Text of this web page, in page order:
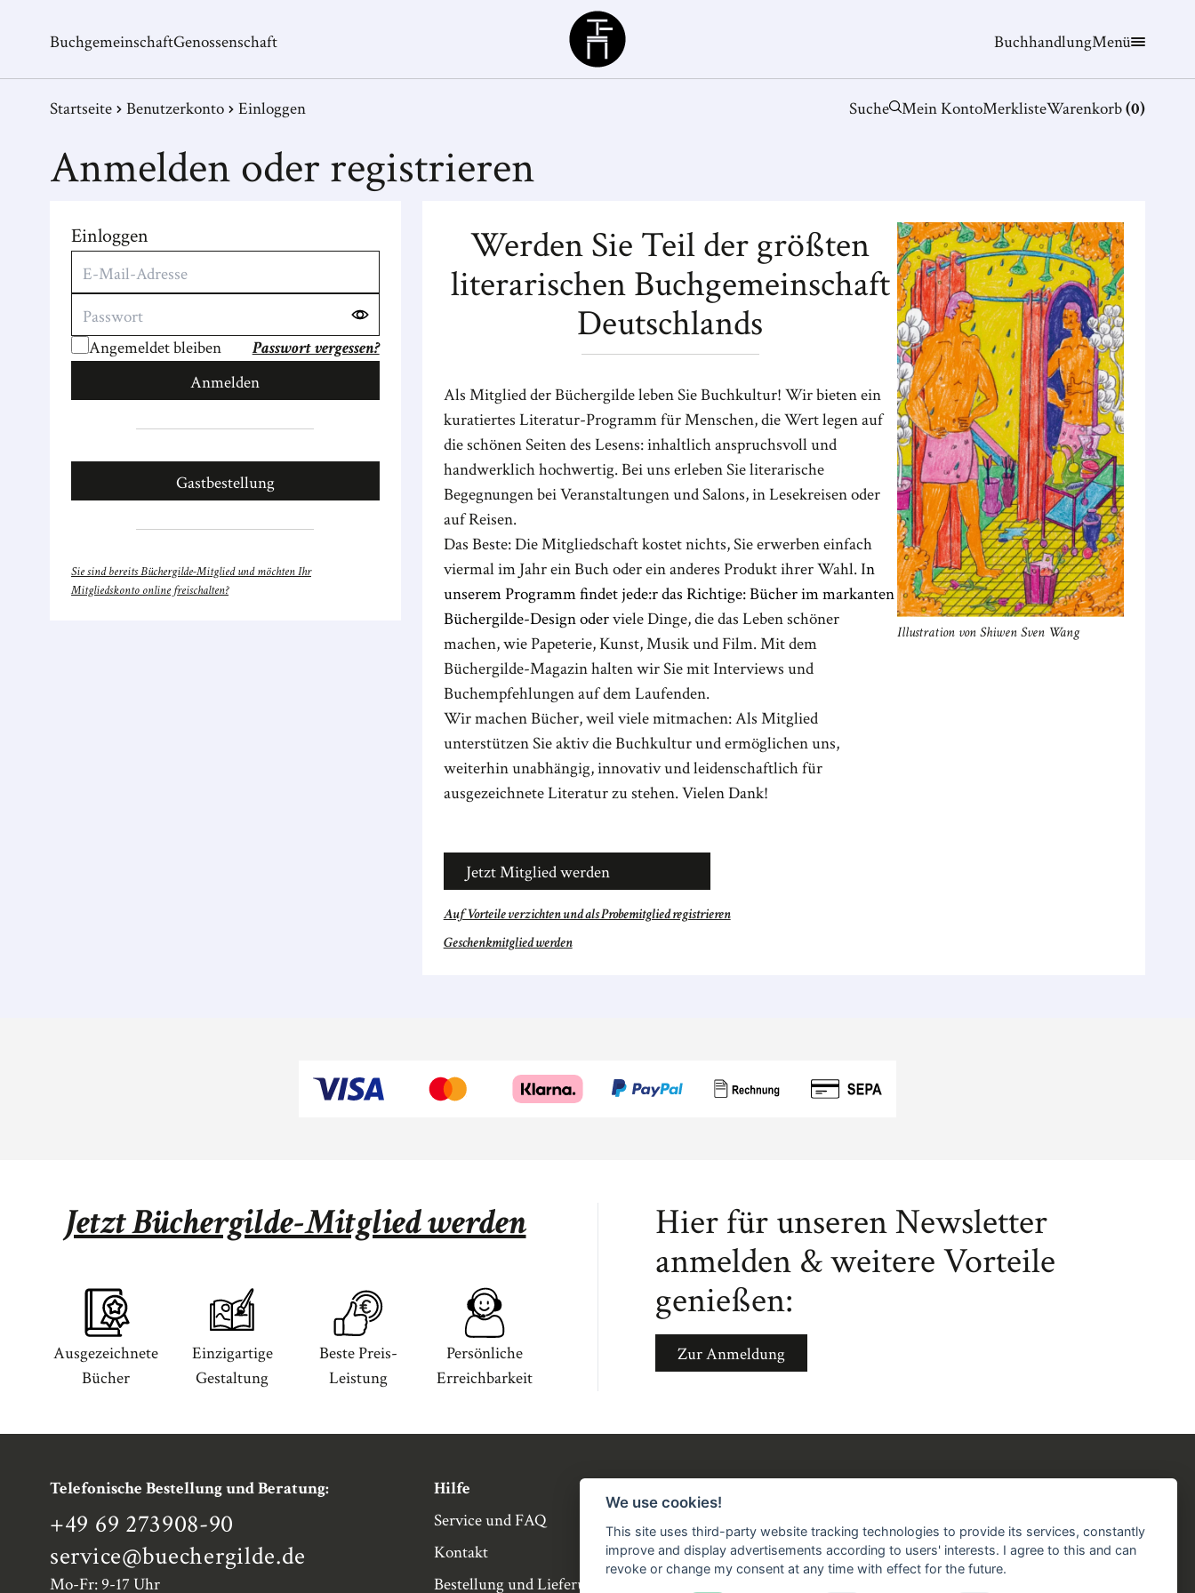
BuchgemeinschaftGenossenschaft
Büchergilde
BuchhandlungMenü
Startseite Benutzerkonto Einloggen Suche Mein KontoMerklisteWarenkorb(0)
Anmelden oder registrieren
Einloggen
Angemeldet bleiben Passwort vergessen?
Gastbestellung
Sie sind bereits Büchergilde-Mitglied und möchten Ihr
Mitgliedskonto online freischalten?
Werden Sie Teil der größten
literarischen Buchgemeinschaft
Deutschlands
Als Mitglied der Büchergilde leben Sie Buchkultur! Wir bieten ein
kuratiertes Literatur-Programm für Menschen, die Wert legen auf
die schönen Seiten des Lesens: inhaltlich anspruchsvoll und
handwerklich hochwertig. Bei uns erleben Sie literarische
Begegnungen bei Veranstaltungen und Salons, in Lesekreisen oder
auf Reisen.
Das Beste: Die Mitgliedschaft kostet nichts, Sie erwerben einfach
viermal im Jahr ein Buch oder ein anderes Produkt ihrer Wahl. In
unserem Programm findet jede:r das Richtige: Bücher im markanten
Büchergilde-Design oderviele Dinge, die das Leben schöner
machen, wie Papeterie, Kunst, Musik und Film. Mit dem
Büchergilde-Magazin halten wir Sie mit Interviews und
Buchempfehlungen auf dem Laufenden.
Wir machen Bücher, weil viele mitmachen: Als Mitglied
unterstützen Sie aktiv die Buchkultur und ermöglichen uns,
weiterhin unabhängig, innovativ und leidenschaftlich für
ausgezeichnete Literatur zu stehen. Vielen Dank!
Jetzt Mitglied werden
Auf Vorteile verzichten und als Probemitglied registrieren
Geschenkmitglied werden
Illustration von Shiwen Sven Wang
Jetzt Büchergilde-Mitglied werden
Ausgezeichnete
Bücher
Einzigartige
Gestaltung
Beste Preis-
Leistung
Persönliche
Erreichbarkeit
Hier für unseren Newsletter
anmelden & weitere Vorteile
genießen:
Zur Anmeldung
Telefonische Bestellung und Beratung:
+49 69 273908-90
service@buechergilde.de
Mo-Fr: 9-17 Uhr
Hilfe
Service und FAQ
Kontakt
Bestellung und Lieferung
Buchgemeinschaft
Genossenschaft
FacebookInstagramYouTubeTikTok
Zustellung durch:
We use cookies!
This site uses third-party website tracking technologies to provide its services, constantly
improve and display advertisements according to users' interests. I agree to this and can
revoke or change my consent at any time with effect for the future.